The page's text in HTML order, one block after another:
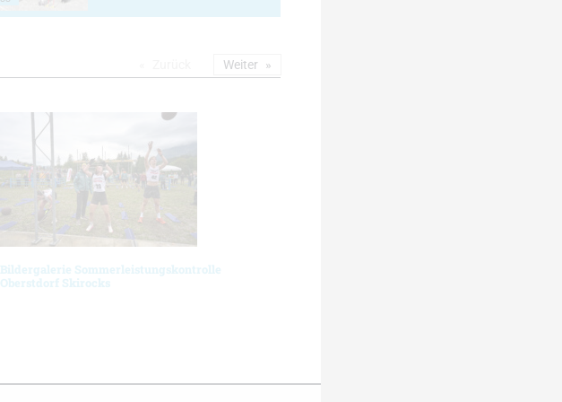
Bildergalerie Sommerleistungskontrolle
Oberstdorf Skirocks
Weiter